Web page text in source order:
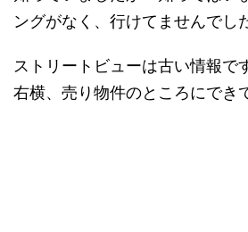
ングがなく、行けてませんでし
ストリートビューは古い情報で
右横、売り物件のところにでき